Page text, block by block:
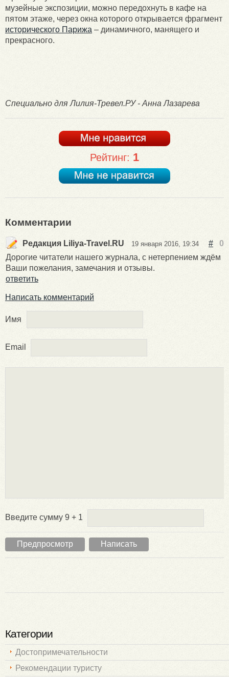
музейные экспозиции, можно передохнуть в кафе на
пятом этаже, через окна которого открывается фрагмент
исторического Парижа – динамичного, манящего и
прекрасного.
Специально для Лилия-Тревел.РУ - Анна Лазарева
Рейтинг: 1
Комментарии
Редакция Liliya-Travel.RU 19 января 2016, 19:34 #
0
Дорогие читатели нашего журнала, с нетерпением ждём
Ваши пожелания, замечания и отзывы.
ответить
Написать комментарий
Имя
Email
Введите сумму 9 + 1
Категории
Достопримечательности
Рекомендации туристу